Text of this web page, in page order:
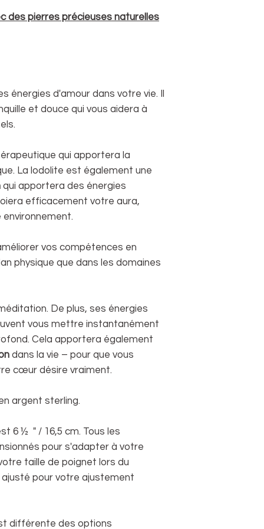
des pierres précieuses naturelles
énergies d'amour dans votre vie. Il
et douce qui vous aidera à
qui apportera la
La lodolite est également une
qui apportera des énergies
efficacement votre aura,
vos compétences en
physique que dans les domaines
De plus, ses énergies
vous mettre instantanément
Cela apportera également
dans la vie – pour que vous
cœur désire vraiment.
argent sterling.
6 ½ " / 16,5 cm. Tous les
pour s'adapter à votre
taille de poignet lors du
pour votre ajustement
différente des options